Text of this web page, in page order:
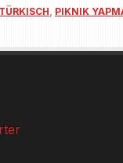
, PIKNIK